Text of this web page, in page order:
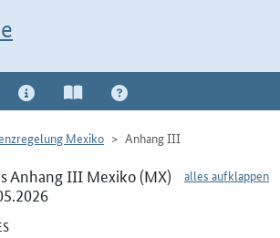
Mexiko Anhang III
alles aufklappen
Anhang III Mexiko (MX)